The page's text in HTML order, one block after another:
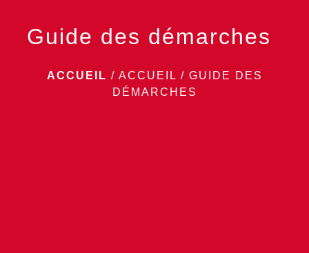
Guide des démarches
ACCUEIL / ACCUEIL / GUIDE DES
DÉMARCHES